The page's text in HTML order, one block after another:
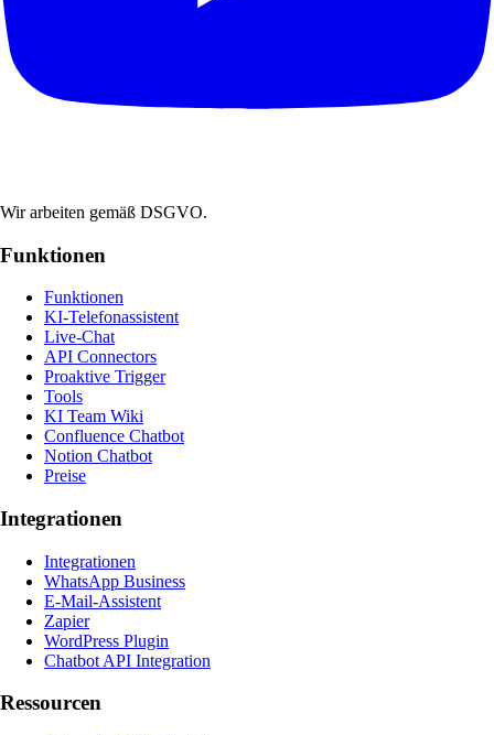
Wir arbeiten gemäß DSGVO.
Funktionen
Funktionen
KI-Telefonassistent
Live-Chat
API Connectors
Proaktive Trigger
Tools
KI Team Wiki
Confluence Chatbot
Notion Chatbot
Preise
Integrationen
Integrationen
WhatsApp Business
E-Mail-Assistent
Zapier
WordPress Plugin
Chatbot API Integration
Ressourcen